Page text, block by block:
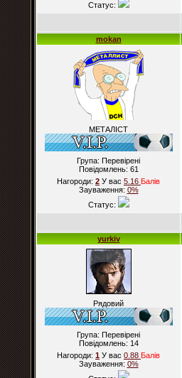
Статус:
mokan
МЕТАЛІСТ
Група: Перевірені
Повідомлень: 61
Нагороди: 2 У вас 5.16 Балiв
Зауваження: 0%
Статус:
yurkiv
Рядовий
Група: Перевірені
Повідомлень: 14
Нагороди: 1 У вас 0.88 Балiв
Зауваження: 0%